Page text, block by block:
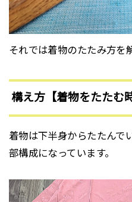
それでは着物のたたみ方を
構え方【着物をたたむ
着物は下半身からたたんで
部構成になっています。